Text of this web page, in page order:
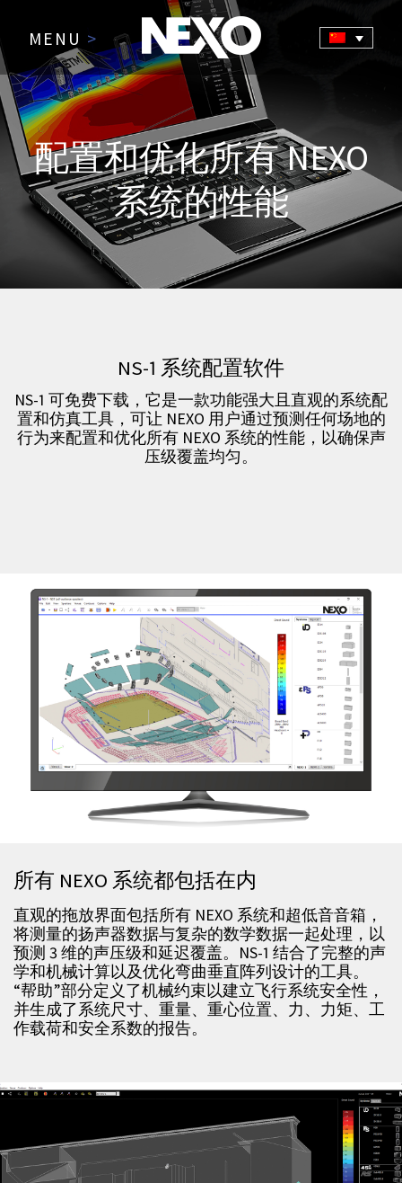
MENU >
配置和优化所有 NEXO
系统的性能
NS-1 系统配置软件
NS-1 可免费下载，它是一款功能强大且直观的系统配
置和仿真工具，可让 NEXO 用户通过预测任何场地的
行为来配置和优化所有 NEXO 系统的性能，以确保声
压级覆盖均匀。
所有 NEXO 系统都包括在内
直观的拖放界面包括所有 NEXO 系统和超低音音箱，
将测量的扬声器数据与复杂的数学数据一起处理，以
预测 3 维的声压级和延迟覆盖。NS-1 结合了完整的声
学和机械计算以及优化弯曲垂直阵列设计的工具。
“帮助”部分定义了机械约束以建立飞行系统安全性，
并生成了系统尺寸、重量、重心位置、力、力矩、工
作载荷和安全系数的报告。